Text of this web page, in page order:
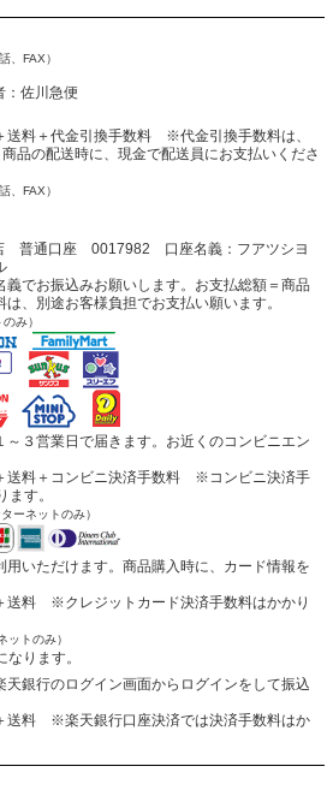
、FAX）
佐川急便
料＋代金引換手数料 ※代金引換手数料は、
品の配送時に、現金で配送員にお支払いくださ
、FAX）
普通口座 0017982 口座名義：フアツシヨ
でお振込みお願いします。お支払総額＝商品
、別途お客様負担でお支払い願います。
み）
３営業日で届きます。お近くのコンビニエン
送料＋コンビニ決済手数料 ※コンビニ決済手
す。
ターネットのみ）
いただけます。商品購入時に、カード情報を
送料 ※クレジットカード決済手数料はかかり
ットのみ）
ります。
銀行のログイン画面からログインをして振込
送料 ※楽天銀行口座決済では決済手数料はか